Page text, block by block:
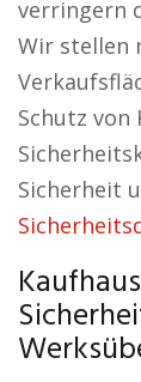
verringern
Wir stellen
Schutz
Sicherheit